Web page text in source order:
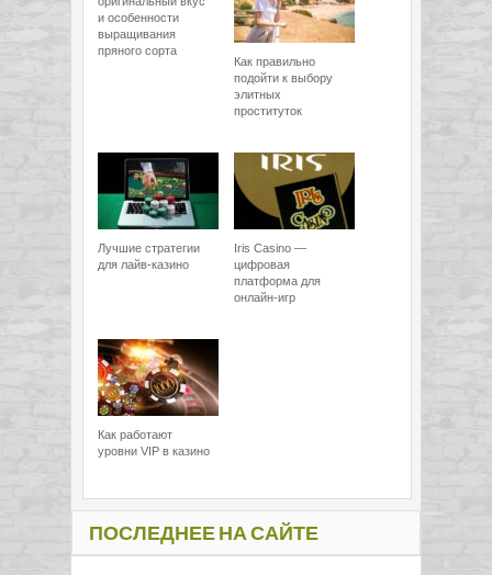
и особенности
выращивания
пряного сорта
Как правильно
подойти к выбору
элитных
проституток
Лучшие стратегии
для лайв-казино
Iris Casino —
цифровая
платформа для
онлайн-игр
Как работают
уровни VIP в казино
ПОСЛЕДНЕЕ НА САЙТЕ